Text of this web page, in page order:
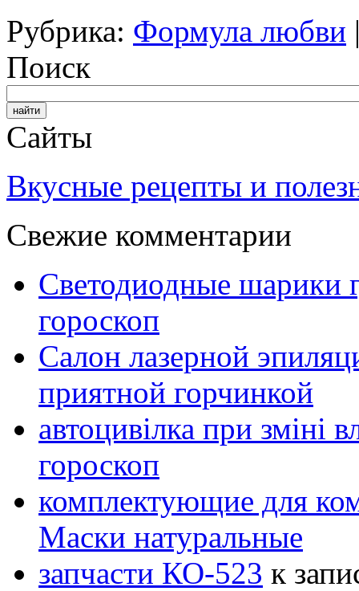
Рубрика: Формула любви
Поиск
Сайты
Вкусные рецепты и
Свежие комментарии
Светодиодные шарики
гороскоп
Салон лазерной
приятной горчинкой
автоцивілка при зміні
гороскоп
комплектующие для
Маски натуральные
запчасти КО-523 к